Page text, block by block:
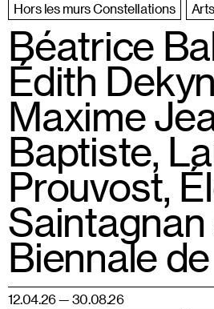
Hors les murs Constellations
Béatrice
Édith
Maxime
Baptiste,
Prouvost,
Saintagnan
Biennale
12.04.26 — 30.08.26